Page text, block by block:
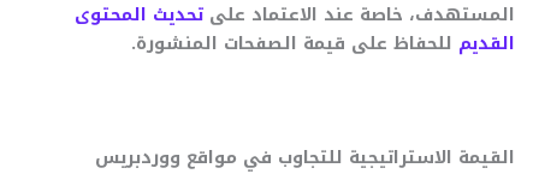
المستهدف، خاصة عند الاعتماد على تحديث المحتوى
القديم للحفاظ على قيمة الصفحات المنشورة.
القيمة الاستراتيجية للتجاوب في مواقع ووردبريس